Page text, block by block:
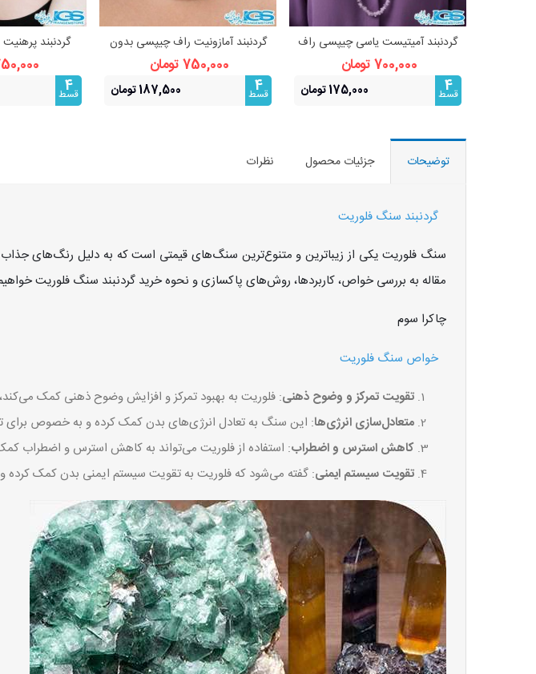
مشاهده بیشتر
گردنبند آمیتیست یاسی چیپسی راف
– سنگ آرامش و شهود
700,000 تومان
4
قسط 175,000 تومان
مشاهده بیشتر
گردنبند آمازونیت راف چیپسی بدون
زنجیر
750,000 تومان
4
قسط 187,500 تومان
گردنبند
750,000
4
قسط
توضیحات جزئیات محصول نظرات
گردنبند سنگ فلوریت
سنگ فلوریت یکی از زیباترین و متنوع‌ترین سنگ‌های قیمتی است که به دلیل رنگ‌های جذاب
مقاله به بررسی خواص، کاربردها، روش‌های پاکسازی و نحوه خرید گردنبند سنگ فلوریت
چاکرا سوم
خواص سنگ فلوریت
تقویت تمرکز و وضوح ذهنی: فلوریت به بهبود تمرکز و افزایش وضوح ذهنی کمک
متعادل‌سازی انرژی‌ها: این سنگ به تعادل انرژی‌های بدن کمک کرده و به خصوص برای
کاهش استرس و اضطراب: استفاده از فلوریت می‌تواند به کاهش استرس و اضطراب
تقویت سیستم ایمنی: گفته می‌شود که فلوریت به تقویت سیستم ایمنی بدن کمک کرده و